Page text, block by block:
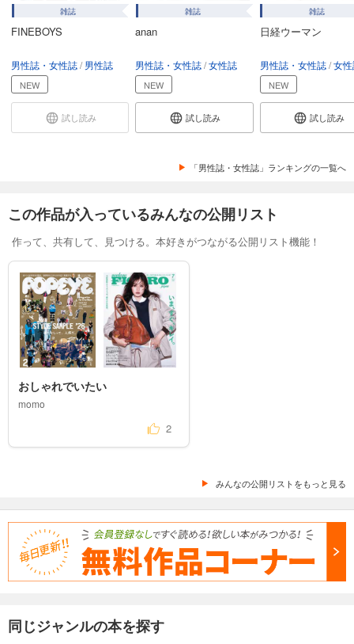
あらすじを表示する
Lightning 2024年9月号 Vol.365
試し読み
試し読み
あらすじを表示する
Lightning 2024年7月号 Vol.363
1,100円 (税込)
Lightning(ライトニング） 2024年5月号 Vol.361
1,100円 (税込)
Lightning(ライトニング） 2024年4月号 Vol.360
雑誌
FINEBOYS
男性誌・女性誌 男性誌
NEW
試し読み
雑誌
anan
男性誌・女性誌 女性誌
NEW
試し読み
雑誌
日経ウーマン
男性誌・女性誌 女
NEW
試し読み
「男性誌・女性誌」ランキングの一覧へ
この作品が入っているみんなの公開リスト
作って、共有して、見つける。本好きがつながる公開リスト機能！
おしゃれでいたい
momo
2
みんなの公開リストをもっと見る
同じジャンルの本を探す